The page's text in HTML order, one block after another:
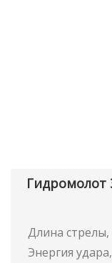
Гидромолот
Длина
Энергия